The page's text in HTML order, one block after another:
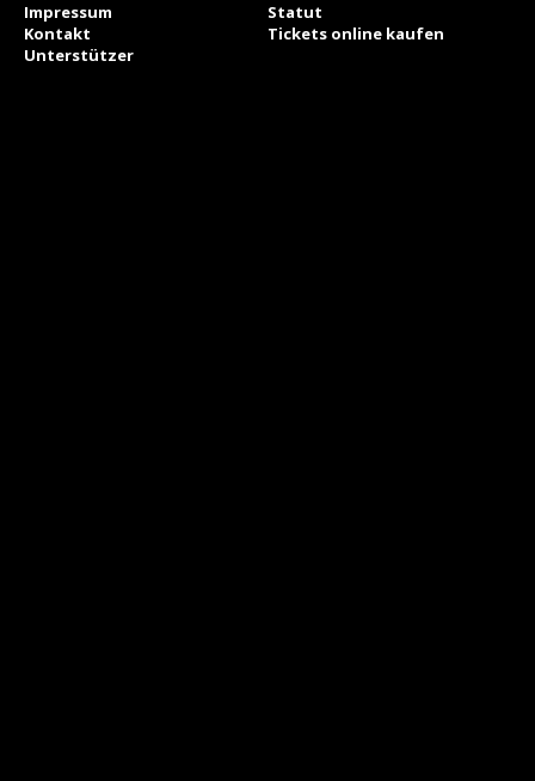
Impressum
Statut
Kontakt
Tickets online kaufen
Unterstützer